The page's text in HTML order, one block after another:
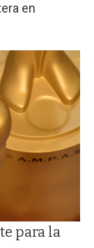
en
para la